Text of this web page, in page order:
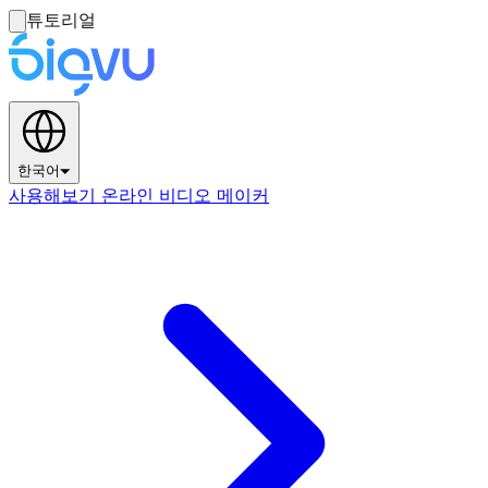
튜토리얼
한국어
사용해보기 온라인 비디오 메이커